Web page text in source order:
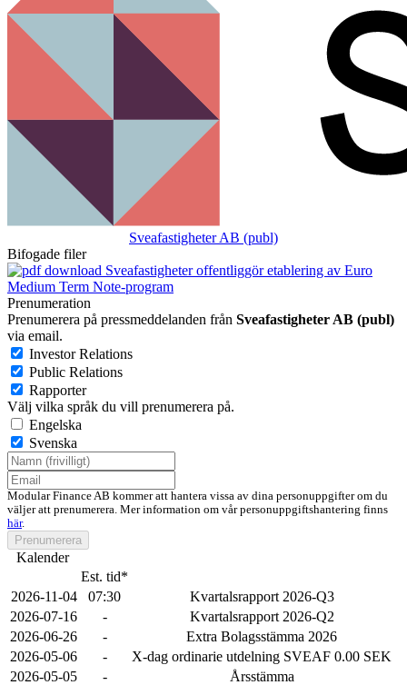
Sveafastigheter AB (publ)
Bifogade filer
Sveafastigheter offentliggör etablering av Euro
Medium Term Note-program
Prenumeration
Prenumerera på pressmeddelanden från Sveafastigheter AB (publ)
via email.
Investor Relations
Public Relations
Rapporter
Välj vilka språk du vill prenumerera på.
Engelska
Svenska
Modular Finance AB kommer att hantera vissa av dina personuppgifter om du
väljer att prenumerera. Mer information om vår personuppgiftshantering finns
här.
Prenumerera
Kalender
Est. tid*
2026-11-04
07:30
Kvartalsrapport 2026-Q3
2026-07-16
-
Kvartalsrapport 2026-Q2
2026-06-26
-
Extra Bolagsstämma 2026
2026-05-06
-
X-dag ordinarie utdelning SVEAF 0.00 SEK
2026-05-05
-
Årsstämma